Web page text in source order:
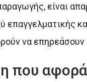
είναι
επαγγελματικής
να επηρεάσουν
που